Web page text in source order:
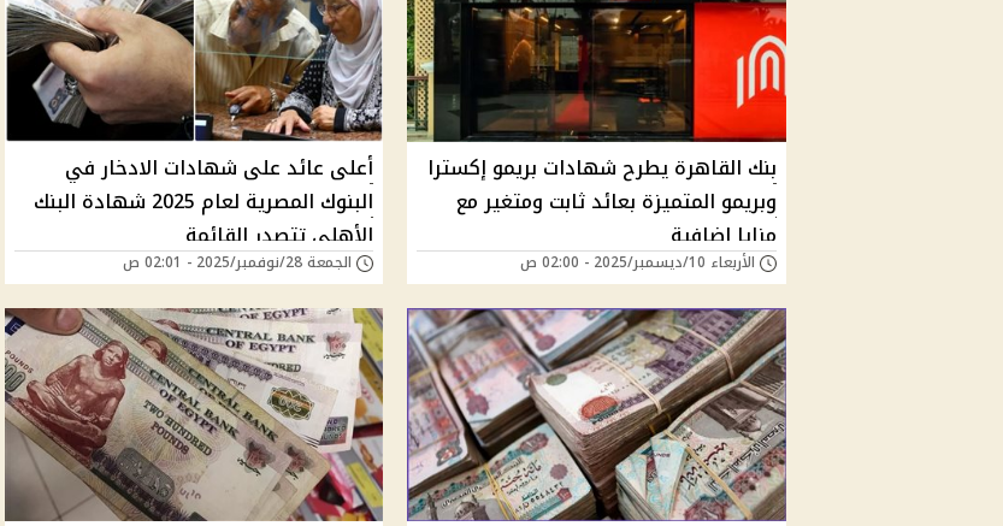
بنك القاهرة يطرح شهادات بريمو إكسترا
وبريمو المتميزة بعائد ثابت ومتغير مع
مزايا إضافية
الأربعاء 10/ديسمبر/2025 - 02:00 ص
أعلى عائد على شهادات الادخار في
البنوك المصرية لعام 2025 شهادة البنك
الأهلي تتصدر القائمة
الجمعة 28/نوفمبر/2025 - 02:01 ص